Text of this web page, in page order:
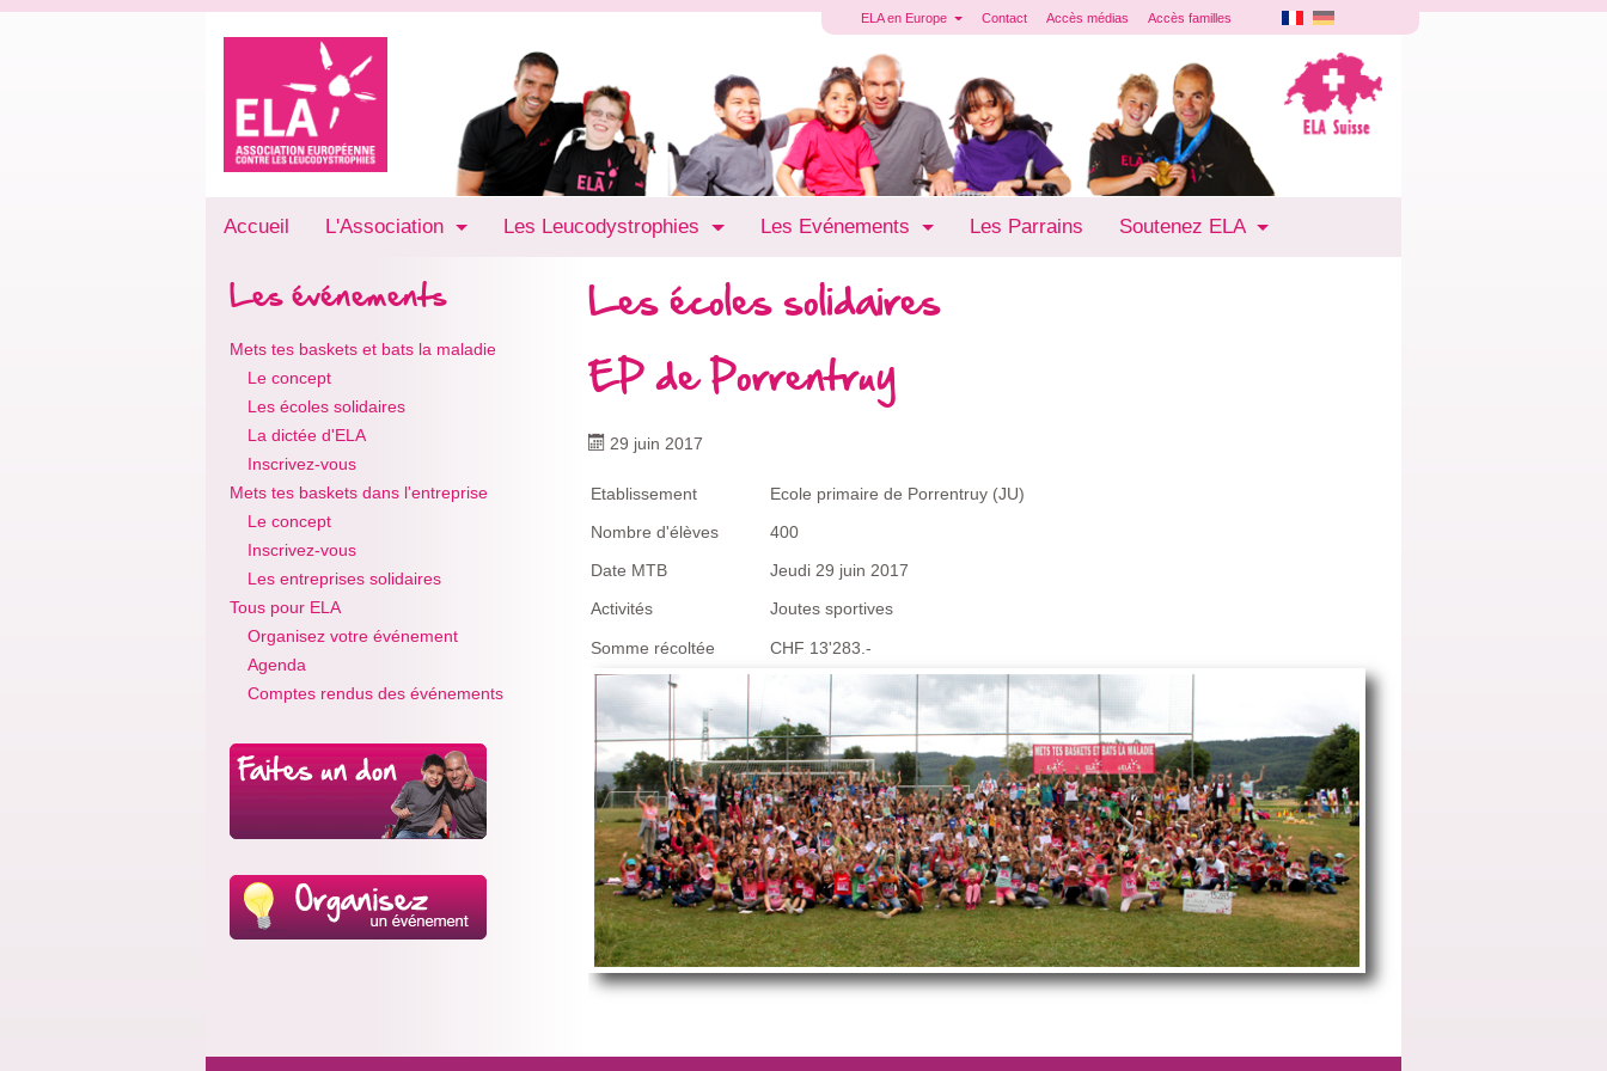
ELA en Europe Contact Accès médias Accès familles
Accueil L'Association Les Leucodystrophies Les Evénements Les Parrains Soutenez ELA
Les événements
Mets tes baskets et bats la maladie
Le concept
Les écoles solidaires
La dictée d'ELA
Inscrivez-vous
Mets tes baskets dans l'entreprise
Le concept
Inscrivez-vous
Les entreprises solidaires
Tous pour ELA
Organisez votre événement
Agenda
Comptes rendus des événements
Les écoles solidaires
EP de Porrentruy
29 juin 2017
Etablissement
Ecole primaire de Porrentruy (JU)
Nombre d'élèves
400
Date MTB
Jeudi 29 juin 2017
Activités
Joutes sportives
Somme récoltée CHF 13'283.-